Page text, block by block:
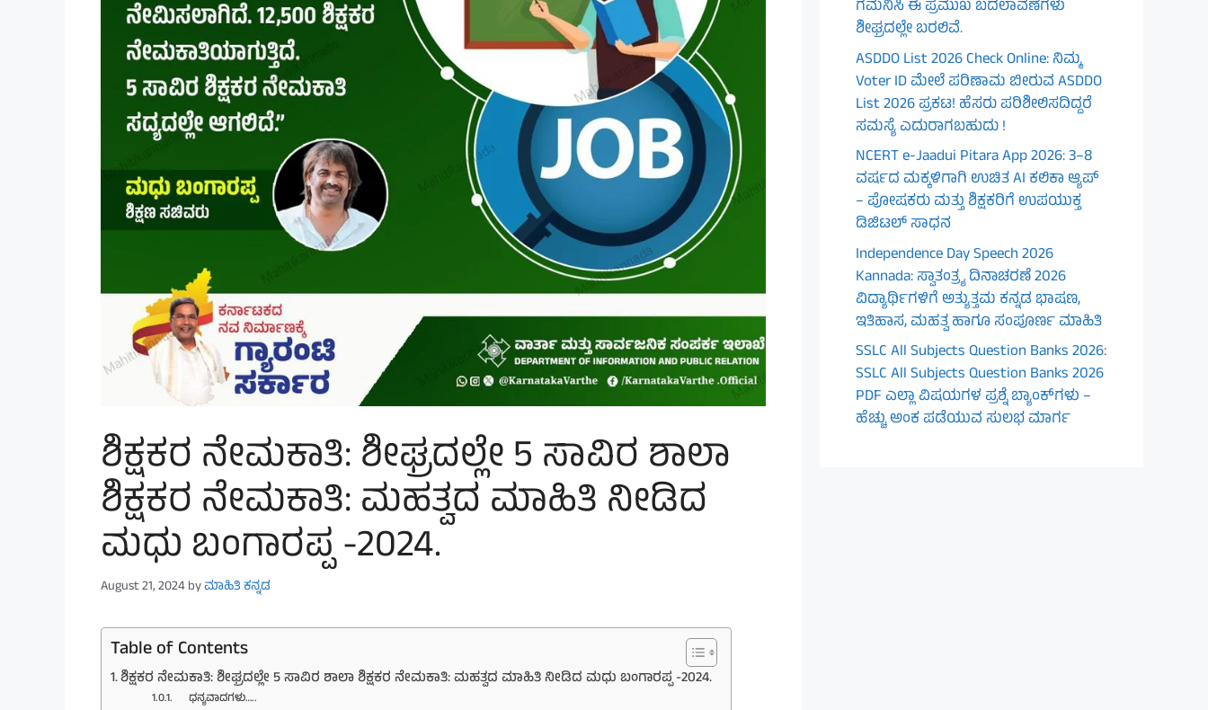
ಶಿಕ್ಷಕರ ನೇಮಕಾತಿ: ಶೀಘ್ರದಲ್ಲೇ 5 ಸಾವಿರ ಶಾಲಾ
ಶಿಕ್ಷಕರ ನೇಮಕಾತಿ: ಮಹತ್ವದ ಮಾಹಿತಿ ನೀಡಿದ
ಮಧು ಬಂಗಾರಪ್ಪ -2024.
August 21, 2024byಮಾಹಿತಿ ಕನ್ನಡ
Table of Contents
ಶಿಕ್ಷಕರ ನೇಮಕಾತಿ: ಶೀಘ್ರದಲ್ಲೇ 5 ಸಾವಿರ ಶಾಲಾ ಶಿಕ್ಷಕರ ನೇಮಕಾತಿ: ಮಹತ್ವದ ಮಾಹಿತಿ ನೀಡಿದ ಮಧು ಬಂಗಾರಪ್ಪ -2024.
ಧನ್ಯವಾದಗಳು…..
ಗಮನಿಸಿ ಈ ಪ್ರಮುಖ ಬದಲಾವಣೆಗಳು
ಶೀಘ್ರದಲ್ಲೇ ಬರಲಿವೆ.
ASDDO List 2026 Check Online: ನಿಮ್ಮ
Voter ID ಮೇಲೆ ಪರಿಣಾಮ ಬೀರುವ ASDDO
List 2026 ಪ್ರಕಟ! ಹೆಸರು ಪರಿಶೀಲಿಸದಿದ್ದರೆ
ಸಮಸ್ಯೆ ಎದುರಾಗಬಹುದು !
NCERT e-Jaadui Pitara App 2026: 3–8
ವರ್ಷದ ಮಕ್ಕಳಿಗಾಗಿ ಉಚಿತ AI ಕಲಿಕಾ ಆ್ಯಪ್
– ಪೋಷಕರು ಮತ್ತು ಶಿಕ್ಷಕರಿಗೆ ಉಪಯುಕ್ತ
ಡಿಜಿಟಲ್ ಸಾಧನ
Independence Day Speech 2026
Kannada: ಸ್ವಾತಂತ್ರ್ಯ ದಿನಾಚರಣೆ 2026
ವಿದ್ಯಾರ್ಥಿಗಳಿಗೆ ಅತ್ಯುತ್ತಮ ಕನ್ನಡ ಭಾಷಣ,
ಇತಿಹಾಸ, ಮಹತ್ವ ಹಾಗೂ ಸಂಪೂರ್ಣ ಮಾಹಿತಿ
SSLC All Subjects Question Banks 2026:
SSLC All Subjects Question Banks 2026
PDF ಎಲ್ಲಾ ವಿಷಯಗಳ ಪ್ರಶ್ನೆ ಬ್ಯಾಂಕ್‌ಗಳು –
ಹೆಚ್ಚು ಅಂಕ ಪಡೆಯುವ ಸುಲಭ ಮಾರ್ಗ